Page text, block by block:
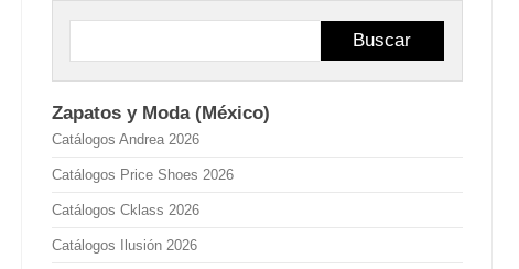
Buscar
Zapatos y Moda (México)
Catálogos Andrea 2026
Catálogos Price Shoes 2026
Catálogos Cklass 2026
Catálogos Ilusión 2026